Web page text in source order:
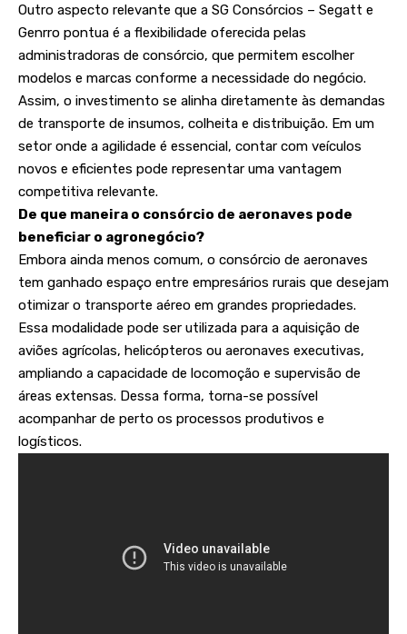
Outro aspecto relevante que a SG Consórcios – Segatt e
Genrro pontua é a flexibilidade oferecida pelas
administradoras de consórcio, que permitem escolher
modelos e marcas conforme a necessidade do negócio.
Assim, o investimento se alinha diretamente às demandas
de transporte de insumos, colheita e distribuição. Em um
setor onde a agilidade é essencial, contar com veículos
novos e eficientes pode representar uma vantagem
competitiva relevante.
De que maneira o consórcio de aeronaves pode
beneficiar o agronegócio?
Embora ainda menos comum, o consórcio de aeronaves
tem ganhado espaço entre empresários rurais que desejam
otimizar o transporte aéreo em grandes propriedades.
Essa modalidade pode ser utilizada para a aquisição de
aviões agrícolas, helicópteros ou aeronaves executivas,
ampliando a capacidade de locomoção e supervisão de
áreas extensas. Dessa forma, torna-se possível
acompanhar de perto os processos produtivos e
logísticos.